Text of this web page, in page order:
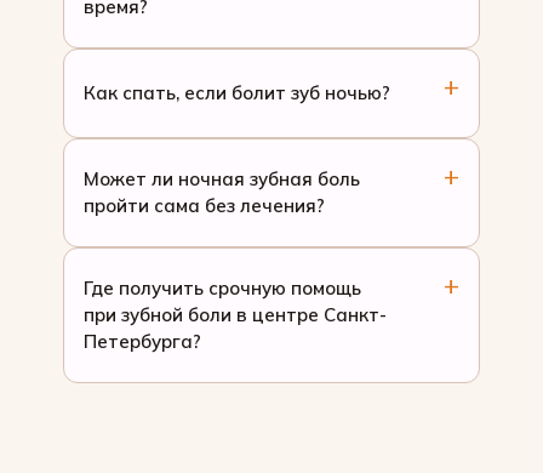
время?
Как спать, если болит зуб ночью?
Может ли ночная зубная боль
пройти сама без лечения?
Где получить срочную помощь
при зубной боли в центре Санкт-
Петербурга?